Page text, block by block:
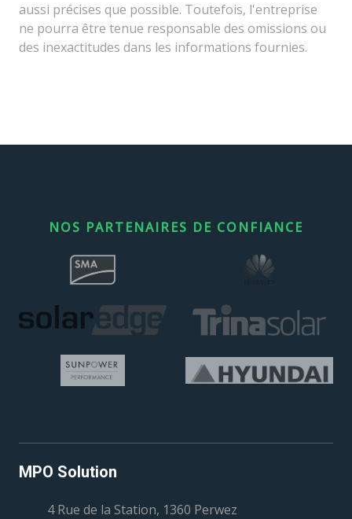
aussi précises que possible. Toutefois, l'entreprise
ne pourra être tenue responsable des omissions ou
des inexactitudes dans les informations fournies.
NOS PARTENAIRES DE CONFIANCE
MPO Solution
4 Rue de la Station, 1360 Perwez